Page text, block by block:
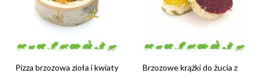
Pizza brzozowa zioła i kwiaty
Brzozowe krążki do żucia z